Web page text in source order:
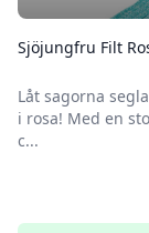
Sjöjungfru Filt
Låt sagorna
i rosa! Med en
c...